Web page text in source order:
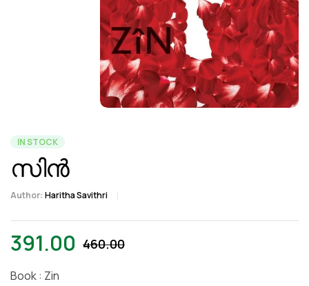
IN STOCK
സിൻ
Author: Haritha Savithri
460.00
391.00
Book : Zin